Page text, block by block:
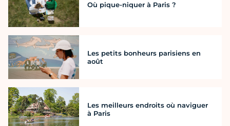
Où pique-niquer à Paris ?
Les petits bonheurs parisiens en
août
Les meilleurs endroits où naviguer
à Paris